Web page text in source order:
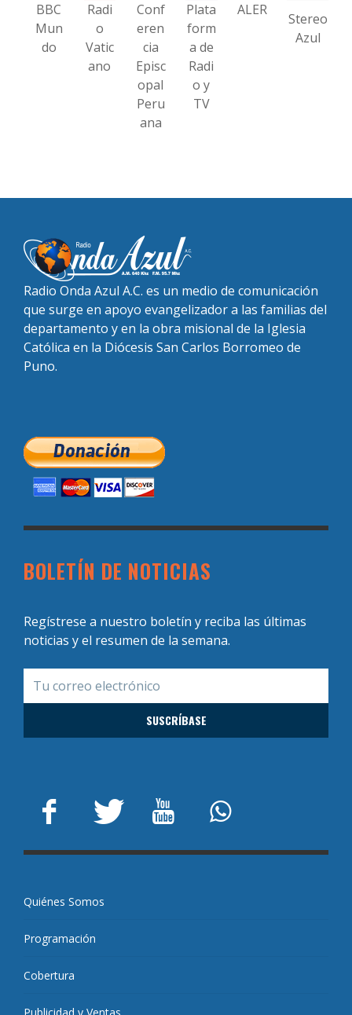
BBC
Mun
do
Radi
o
Vatic
ano
Conf
eren
cia
Episc
opal
Peru
ana
Plata
form
a de
Radi
o y
TV
ALER
Stereo
Azul
Radio Onda Azul A.C. es un medio de comunicación
que surge en apoyo evangelizador a las familias del
departamento y en la obra misional de la Iglesia
Católica en la Diócesis San Carlos Borromeo de
Puno.
BOLETÍN DE NOTICIAS
Regístrese a nuestro boletín y reciba las últimas
noticias y el resumen de la semana.
Quiénes Somos
Programación
Cobertura